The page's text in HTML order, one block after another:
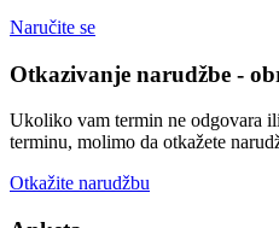
Naručite se
Otkazivanje narudžbe -
Ukoliko vam termin ne odgovara
terminu, molimo da otkažete
Otkažite narudžbu